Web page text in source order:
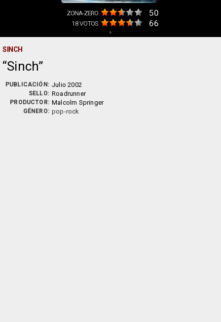
ZONA-ZERO 50
18VOTOS 66
+
SINCH
Sinch
PUBLICACIÓN: Julio 2002
SELLO: Roadrunner
PRODUCTOR: Malcolm Springer
GÉNERO: pop-rock